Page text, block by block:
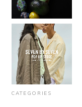
CATEGORIES